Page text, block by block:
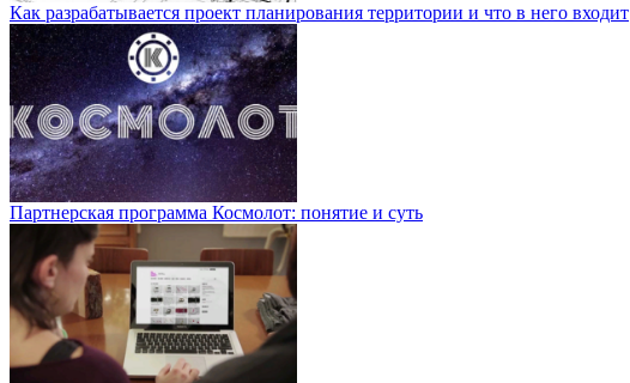
Как разрабатывается проект планирования территории и что в него входит
Партнерская программа Космолот: понятие и суть